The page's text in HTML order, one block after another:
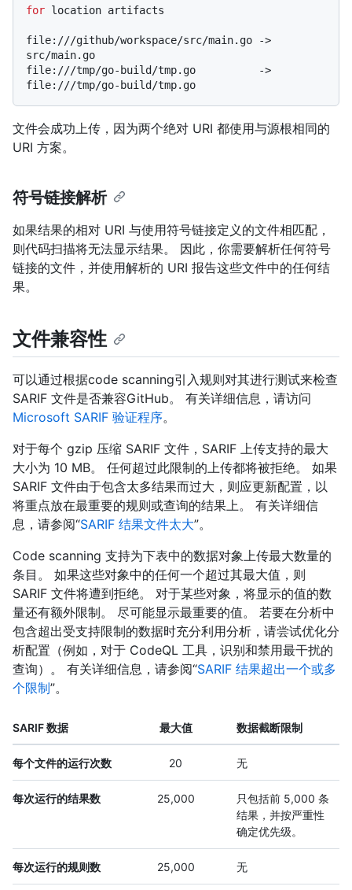
for location artifacts
file:///github/workspace/src/main.go ->
src/main.go
file:///tmp/go-build/tmp.go          ->
文件会成功上传，因为两个绝对 URI 都使用与源根相同的
URI 方案。
符号链接解析
如果结果的相对 URI 与使用符号链接定义的文件相匹配，
则代码扫描将无法显示结果。 因此，你需要解析任何符号
链接的文件，并使用解析的 URI 报告这些文件中的任何结
果。
文件兼容性
可以通过根据code scanning引入规则对其进行测试来检查
SARIF 文件是否兼容GitHub。 有关详细信息，请访问
Microsoft SARIF 验证程序。
对于每个 gzip 压缩 SARIF 文件，SARIF 上传支持的最大
大小为 10 MB。 任何超过此限制的上传都将被拒绝。 如果
SARIF 文件由于包含太多结果而过大，则应更新配置，以
将重点放在最重要的规则或查询的结果上。 有关详细信
息，请参阅“SARIF 结果文件太大”。
Code scanning 支持为下表中的数据对象上传最大数量的
条目。 如果这些对象中的任何一个超过其最大值，则
SARIF 文件将遭到拒绝。 对于某些对象，将显示的值的数
量还有额外限制。 尽可能显示最重要的值。 若要在分析中
包含超出受支持限制的数据时充分利用分析，请尝试优化分
析配置（例如，对于 CodeQL 工具，识别和禁用最干扰的
查询）。 有关详细信息，请参阅“SARIF 结果超出一个或多
个限制”。
SARIF 数据 最大值 数据截断限制
每个文件的运行次数 20 无
每次运行的结果数 25,000
只包括前 5,000 条
结果，并按严重性
确定优先级。
每次运行的规则数 25,000 无